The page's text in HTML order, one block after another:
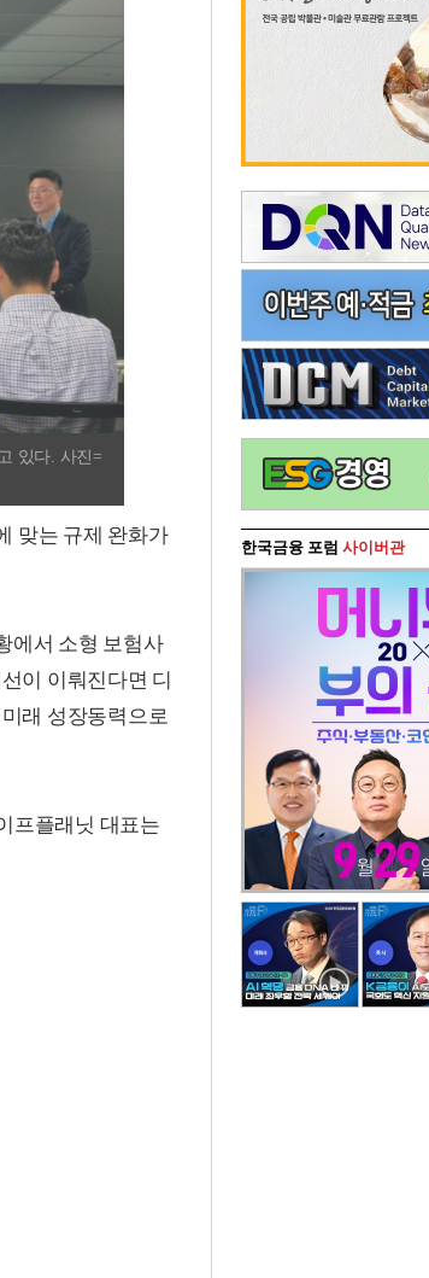
있다. 사진=
맞는 규제 완화가
에서 소형 보험사
이 이뤄진다면 디
래 성장동력으로
프플래닛 대표는
한국금융 포럼 사이버관